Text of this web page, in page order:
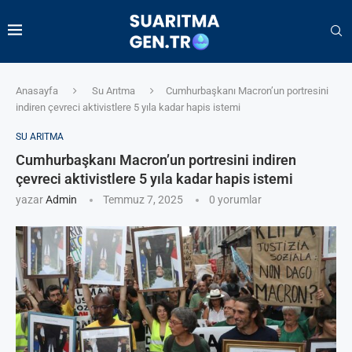
Anasayfa Su Arıtma
Cumhurbaşkanı Macron’un portresini
indiren çevreci aktivistlere 5 yıla kadar hapis istemi
SU ARITMA
Cumhurbaşkanı Macron’un portresini indiren
çevreci aktivistlere 5 yıla kadar hapis istemi
yazarAdmin Temmuz 7, 2025 0 yorumlar